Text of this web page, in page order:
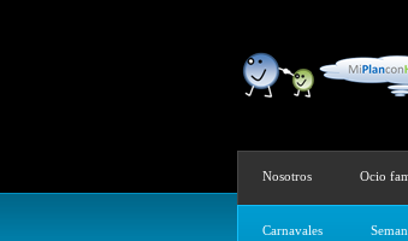
Nosotros Ocio
Carnavales